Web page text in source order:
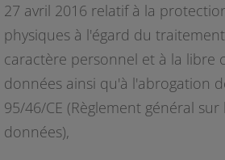
27 avril 2016 relatif à la
physiques à l'égard du
caractère personnel et à la libre
données ainsi qu'à l'abrogation
95/46/CE (Règlement général
données),